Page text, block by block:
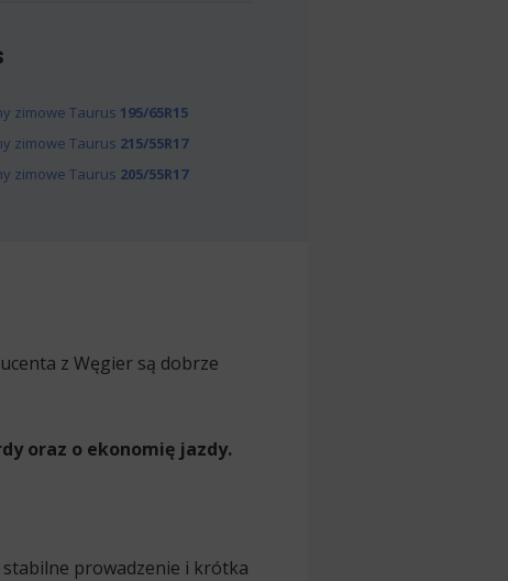
zimowe Taurus 195/65R15
zimowe Taurus 215/55R17
zimowe Taurus 205/55R17
z Węgier są dobrze
oraz o ekonomię jazdy.
prowadzenie i krótka